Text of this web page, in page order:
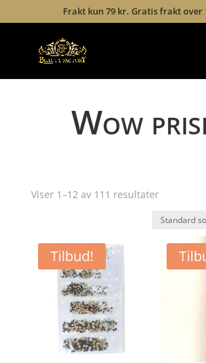
Frakt kun 79 kr. Gratis frakt over
Wow
Viser 1–12 av 111 resultater
Tilbud!